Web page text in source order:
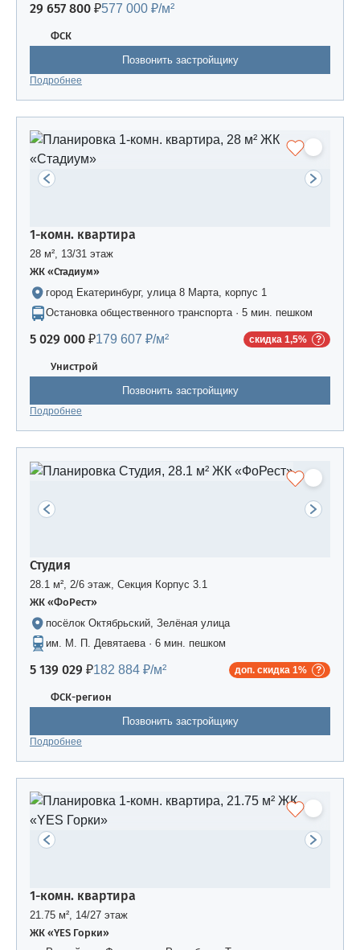
29 657 800 ₽577 000 ₽/м²
ФСК
Позвонить застройщику
Подробнее
1-комн. квартира
28 м², 13/31 этаж
ЖК «Стадиум»
город Екатеринбург, улица 8 Марта, корпус 1
Остановка общественного транспорта · 5 мин. пешком
5 029 000 ₽179 607 ₽/м² скидка 1,5%
Унистрой
Позвонить застройщику
Подробнее
Студия
28.1 м², 2/6 этаж, Секция Корпус 3.1
ЖК «ФоРест»
посёлок Октябрьский, Зелёная улица
им. М. П. Девятаева · 6 мин. пешком
5 139 029 ₽182 884 ₽/м² доп. скидка 1%
ФСК-регион
Позвонить застройщику
Подробнее
1-комн. квартира
21.75 м², 14/27 этаж
ЖК «YES Горки»